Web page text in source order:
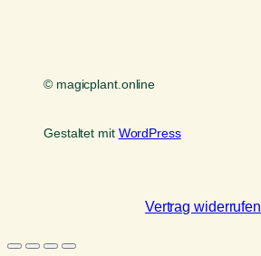
© magicplant.online
Gestaltet mit WordPress
Vertrag widerrufen